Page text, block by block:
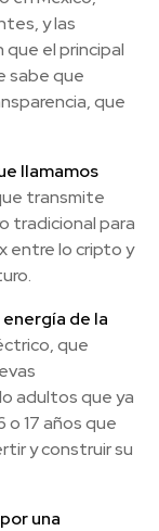
y las
el principal
sabe que
que
llamamos
transmite
tradicional para
entre lo cripto y
energía de la
que
adultos que ya
o 17 años que
y construir su
una